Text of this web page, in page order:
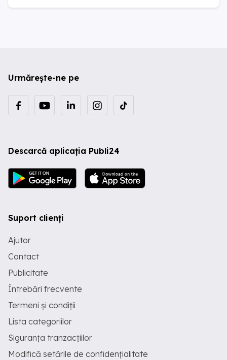
Urmărește-ne pe
Descarcă aplicația Publi24
Suport clienți
Ajutor
Contact
Publicitate
Întrebări frecvente
Termeni și condiții
Lista categoriilor
Siguranța tranzacțiilor
Modifică setările de confidențialitate